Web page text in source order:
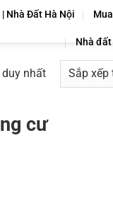
Nhà Đất Hà Nội
Nhà đất
nhất
cư